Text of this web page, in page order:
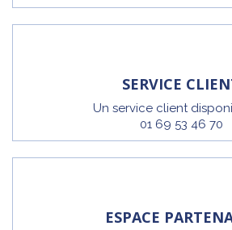
SERVICE
Un service client
01 69 53 46 70
ESPACE